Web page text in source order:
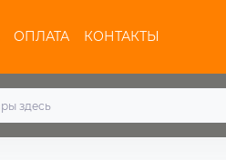
ОПЛАТА КОНТАКТЫ